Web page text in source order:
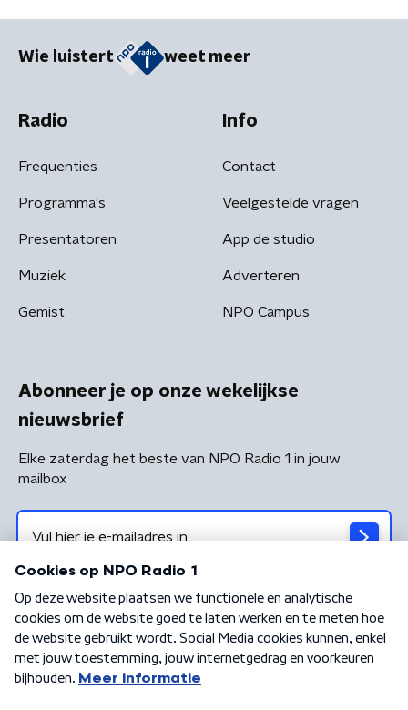
Wie luistert weet meer
Radio
Frequenties
Programma's
Presentatoren
Muziek
Gemist
Info
Contact
Veelgestelde vragen
App de studio
Adverteren
NPO Campus
Abonneer je op onze wekelijkse
nieuwsbrief
Elke zaterdag het beste van NPO Radio 1 in jouw
mailbox
Algemene voorwaarden